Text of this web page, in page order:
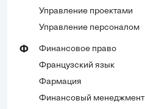
Управление проектами
Управление персоналом
Ф
Финансовое право
Французский язык
Фармация
Финансовый менеджмент